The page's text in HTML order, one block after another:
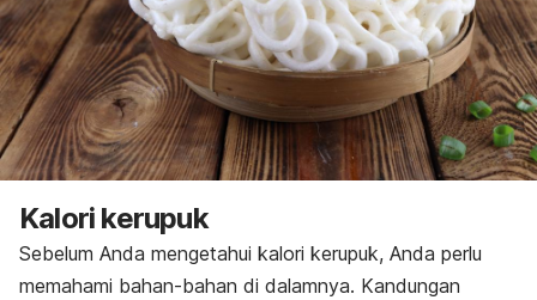
Kalori kerupuk
Sebelum Anda mengetahui kalori kerupuk, Anda perlu
memahami bahan-bahan di dalamnya. Kandungan